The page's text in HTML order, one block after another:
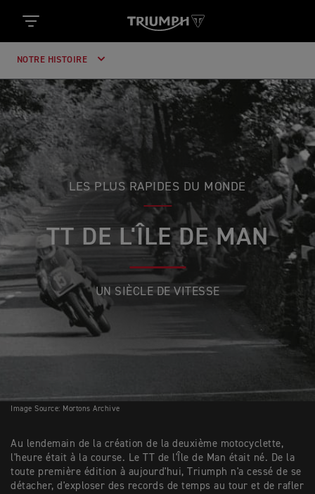
NOTRE HISTOIRE
LES PLUS RAPIDES DU MONDE
TT DE L'ÎLE DE MAN
UN SIÈCLE DE VITESSE
Image Source: Mortons Archive
Au lendemain de la création de la deuxième motocyclette,
l'heure était à la course. Le TT de l'Île de Man était né. De la
toute première édition à aujourd'hui, Triumph n'a cessé de se
détacher, d'exploser des records de temps au tour et de rafler